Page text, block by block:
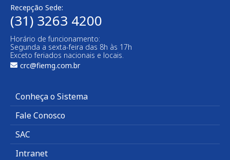
Recepção Sede:
(31) 3263 4200
Horário de funcionamento:
Segunda a sexta-feira das 8h às 17h
Exceto feriados nacionais e locais.
crc@fiemg.com.br
Conheça o Sistema
Fale Conosco
SAC
Intranet